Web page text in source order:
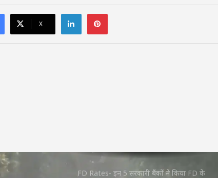
X
LinkedInPinterest
तेज हवा, पूरे हफ्ते जारी रहेगा वर्षा का दौर
58 वर्ष से अधिक आयु के दिव्यांग कर्मचारियों की
सेवाएं की जाएंगी समाप्त, वित्त विभाग ने जारी
FD Rates- इन 5 सरकारी बैंकों ने किया FD के